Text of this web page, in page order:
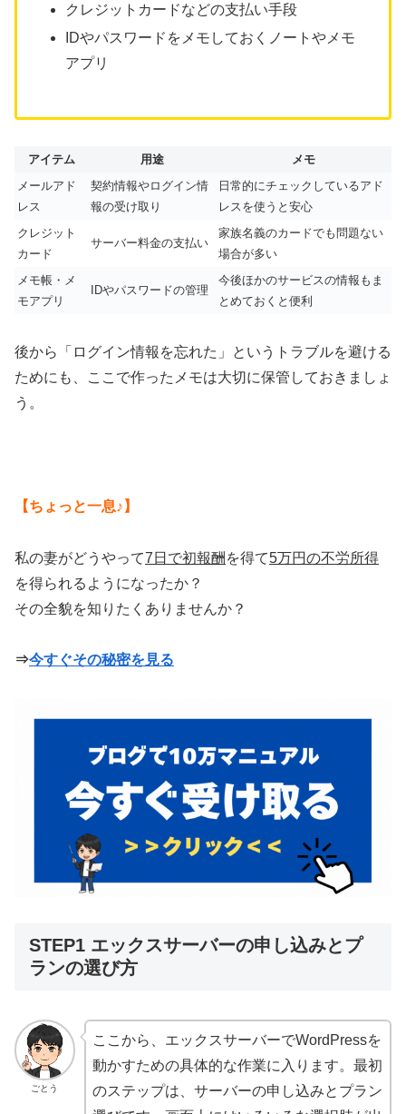
クレジットカードなどの支払い手段
IDやパスワードをメモしておくノートやメモ
アプリ
アイテム 用途
メモ
メールアド
レス
契約情報やログイン情
報の受け取り
日常的にチェックしているアド
レスを使うと安心
クレジット
カード
サーバー料金の支払い
家族名義のカードでも問題ない
場合が多い
メモ帳・メ
モアプリ
IDやパスワードの管理
今後ほかのサービスの情報もま
とめておくと便利
後から「ログイン情報を忘れた」というトラブルを避ける
ためにも、ここで作ったメモは大切に保管しておきましょ
う。
【ちょっと一息♪】
私の妻がどうやって7日で初報酬 を得て5万円の不労所得
を得られるようになったか？
その全貌を知りたくありませんか？
⇒今すぐその秘密を見る
STEP1 エックスサーバーの申し込みとプ
ランの選び方
ごとう
ここから、エックスサーバーでWordPressを
動かすための具体的な作業に入ります。最初
のステップは、サーバーの申し込みとプラン